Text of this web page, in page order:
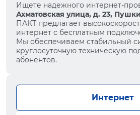
Ищете надежного интернет-
Ахматовская улица, д. 23,
ПАКТ предлагает
интернет с бесплатным
Мы обеспечиваем стабильный
круглосуточную техническую
абонентов.
Интернет